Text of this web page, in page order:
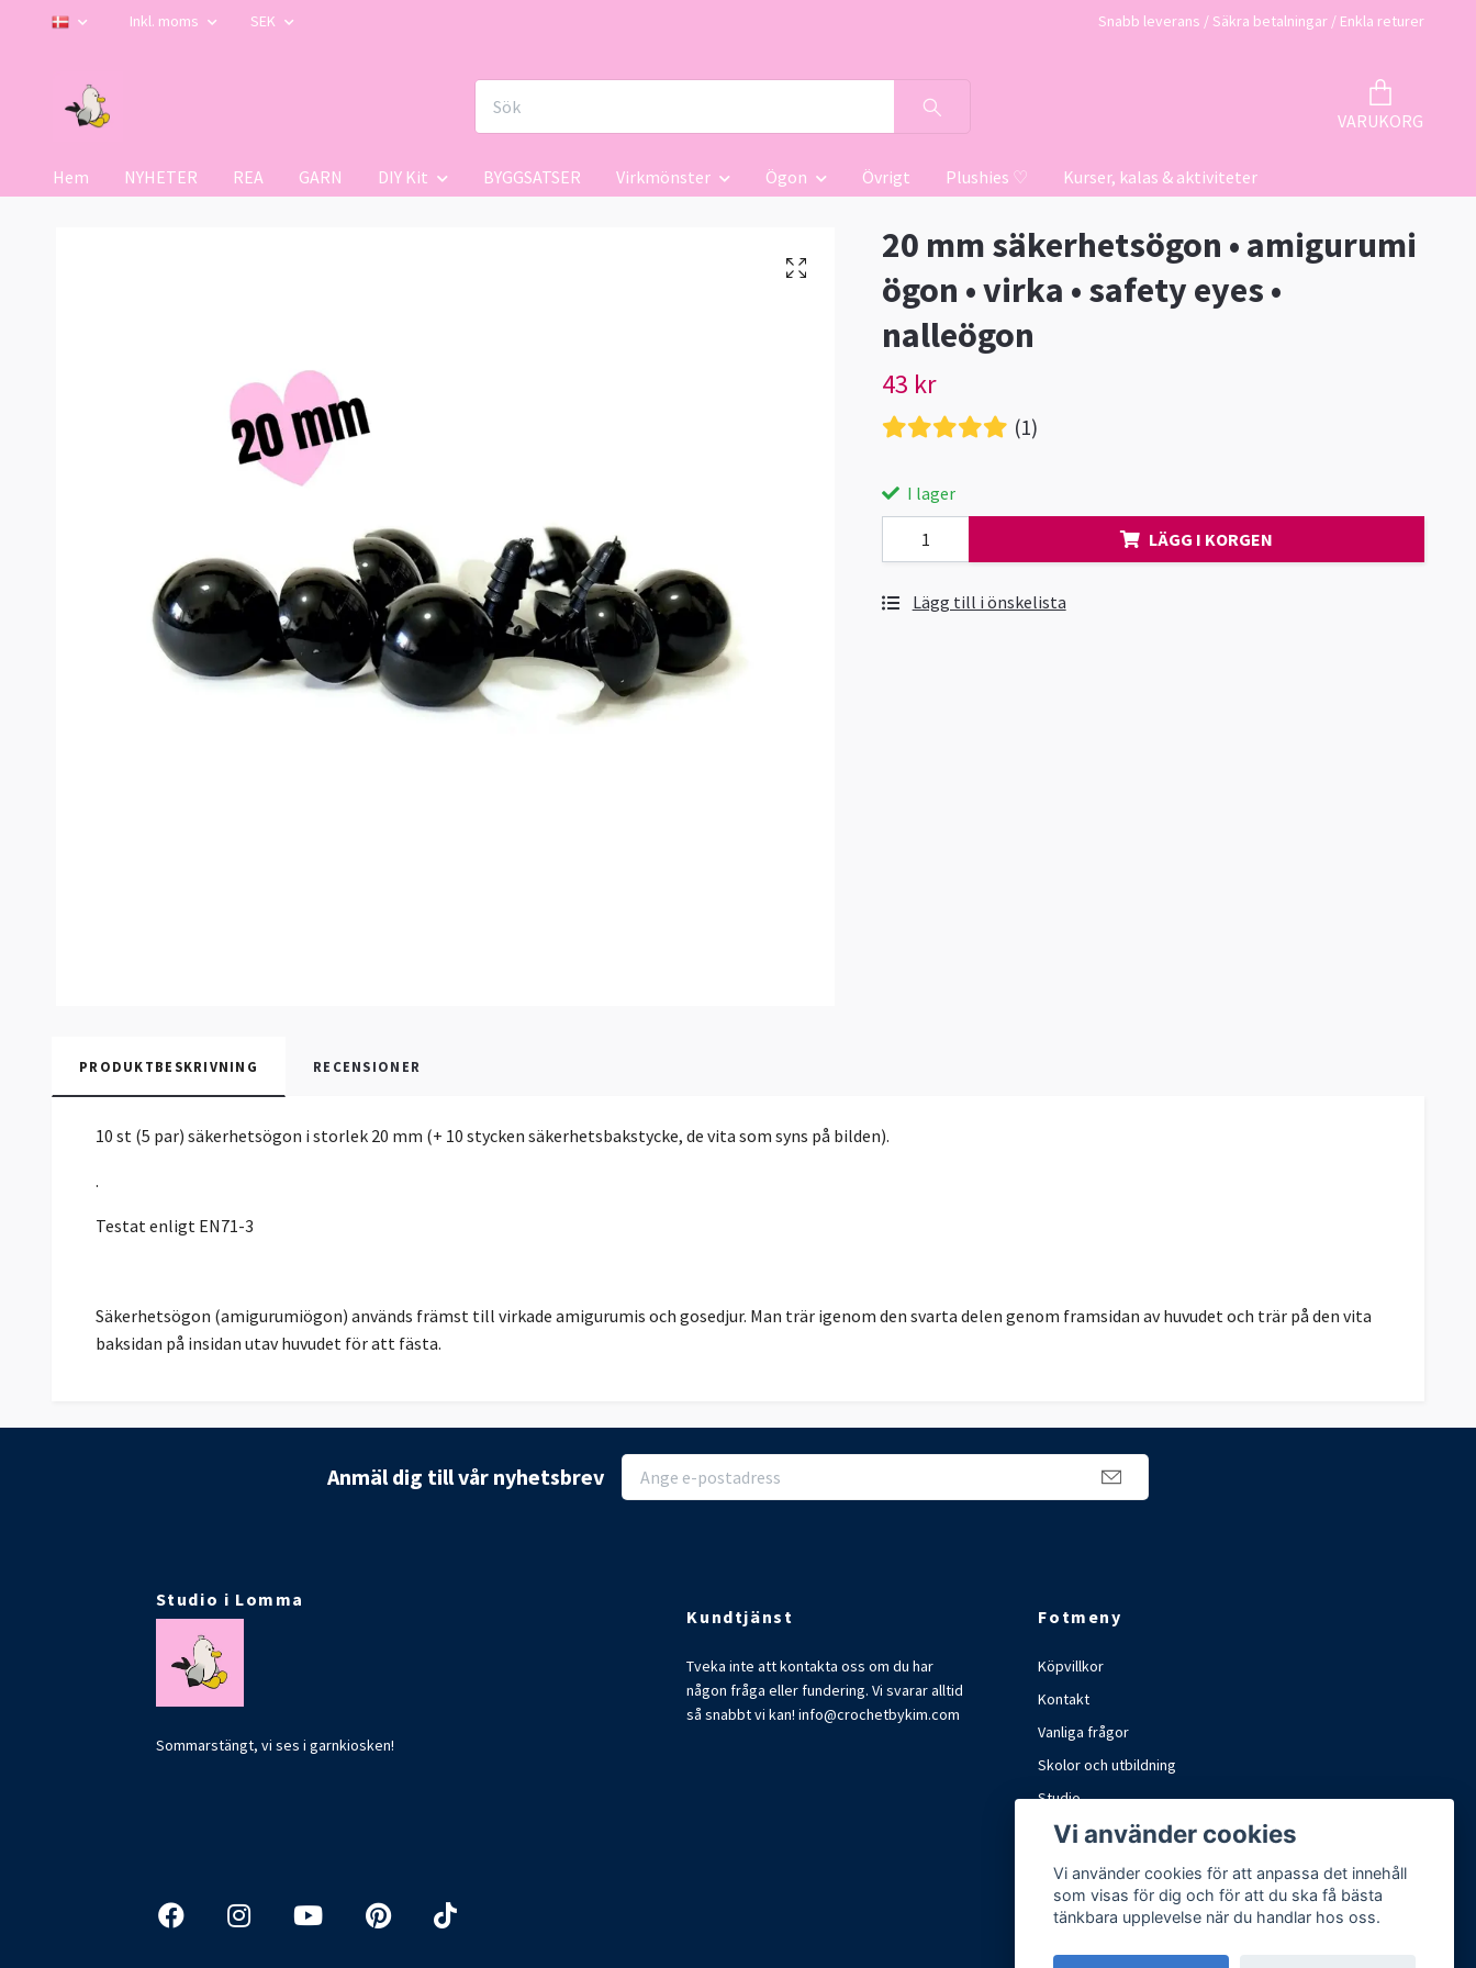
Inkl. moms SEK Snabb leverans / Säkra betalningar / Enkla returer
VARUKORG
Hem NYHETER REA GARN DIY Kit BYGGSATSER Virkmönster Ögon Övrigt Plushies ♡ Kurser, kalas & aktiviteter
20 mm säkerhetsögon • amigurumi
ögon • virka • safety eyes •
nalleögon
43 kr
(1)
I lager
LÄGG I KORGEN
Lägg till i önskelista
PRODUKTBESKRIVNING RECENSIONER
10 st (5 par) säkerhetsögon i storlek 20 mm (+ 10 stycken säkerhetsbakstycke, de vita som syns på bilden).
.
Testat enligt EN71-3
Säkerhetsögon (amigurumiögon) används främst till virkade amigurumis och gosedjur. Man trär igenom den svarta delen genom framsidan av huvudet och trär på den vita
baksidan på insidan utav huvudet för att fästa.
Anmäl dig till vår nyhetsbrev
Studio i Lomma
Sommarstängt, vi ses i garnkiosken!
Kundtjänst
Tveka inte att kontakta oss om du har
någon fråga eller fundering. Vi svarar alltid
så snabbt vi kan!info@crochetbykim.com
Fotmeny
Köpvillkor
Kontakt
Vanliga frågor
Skolor och utbildning
Studio
Marknader och mässor
Vi använder cookies
Vi använder cookies för att anpassa det innehåll
som visas för dig och för att du ska få bästa
tänkbara upplevelse när du handlar hos oss.